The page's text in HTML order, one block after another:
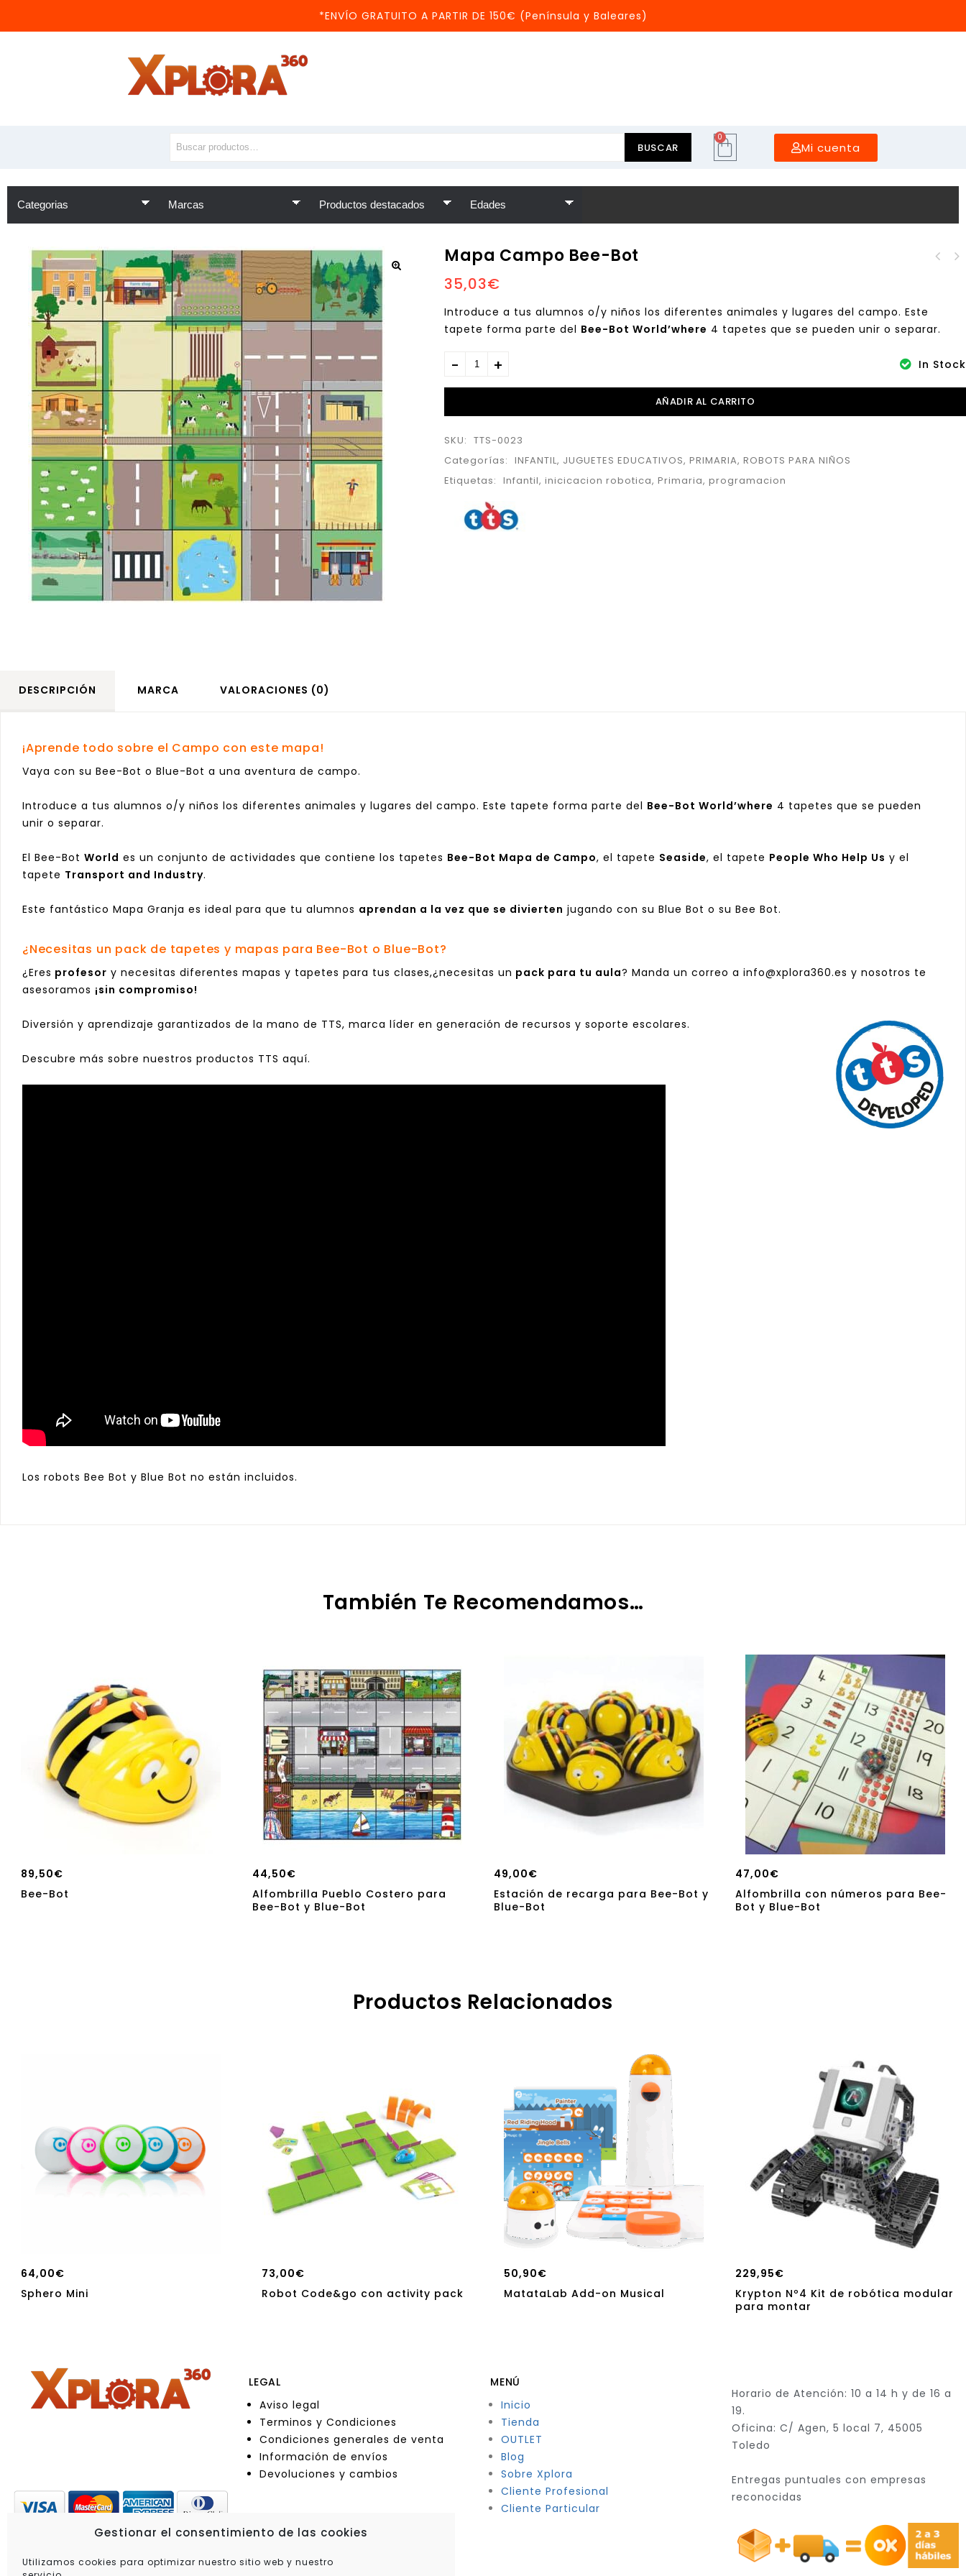
*ENVÍO GRATUITO A PARTIR DE 150€ (Península y Baleares)
Gestionar el consentimiento de las cookies
Utilizamos cookies para optimizar nuestro sitio web y nuestro
BUSCAR
0
Mi cuenta
Mapa Campo Bee-Bot
35,03€
Introduce a tus alumnos o/y niños los diferentes animales y lugares del campo. Este
tapete forma parte del Bee-Bot World’where 4 tapetes que se pueden unir o separar.
In Stock
AÑADIR AL CARRITO
SKU: TTS-0023
Categorías: INFANTIL, JUGUETES EDUCATIVOS,PRIMARIA,ROBOTS PARA NIÑOS
Etiquetas: Infantil,inicicacion robotica,Primaria,programacion
DESCRIPCIÓN MARCA VALORACIONES (0)
¡Aprende todo sobre el Campo con este mapa!
Vaya con su Bee-Bot o Blue-Bot a una aventura de campo.
Introduce a tus alumnos o/y niños los diferentes animales y lugares del campo. Este tapete forma parte del Bee-Bot World’where 4 tapetes que se pueden
unir o separar.
El Bee-Bot World es un conjunto de actividades que contiene los tapetes Bee-Bot Mapa de Campo, el tapete Seaside, el tapete People Who Help Us y el
tapete Transport and Industry.
Este fantástico Mapa Granja es ideal para que tu alumnos aprendan a la vez que se divierten jugando con su Blue Bot o su Bee Bot.
¿Necesitas un pack de tapetes y mapas para Bee-Bot o Blue-Bot?
¿Eres profesor y necesitas diferentes mapas y tapetes para tus clases,¿necesitas un pack para tu aula? Manda un correo a info@xplora360.es y nosotros te
asesoramos ¡sin compromiso!
Diversión y aprendizaje garantizados de la mano de TTS, marca líder en generación de recursos y soporte escolares.
Descubre más sobre nuestros productos TTS aquí.
Los robots Bee Bot y Blue Bot no están incluidos.
También Te Recomendamos…
89,50€
Bee-Bot
44,50€
Alfombrilla Pueblo Costero para
Bee-Bot y Blue-Bot
49,00€
Estación de recarga para Bee-Bot y
Blue-Bot
47,00€
Alfombrilla con números para Bee-
Bot y Blue-Bot
Productos Relacionados
64,00€
Sphero Mini
73,00€
Robot Code&go con activity pack
50,90€
MatataLab Add-on Musical
229,95€
Krypton Nº4 Kit de robótica modular
para montar
LEGAL
Aviso legal
Terminos y Condiciones
Condiciones generales de venta
Información de envíos
Devoluciones y cambios
MENÚ
Inicio
Tienda
OUTLET
Blog
Sobre Xplora
Cliente Profesional
Cliente Particular
Horario de Atención: 10 a 14 h y de 16 a
19.
Oficina: C/ Agen, 5 local 7, 45005
Toledo
Entregas puntuales con empresas
reconocidas